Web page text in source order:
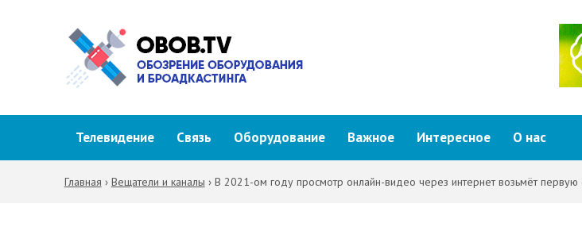
Телевидение Связь Оборудование Важное Интересное О нас
Главная › Вещатели и каналы › В 2021-ом году просмотр онлайн-видео через интернет возьмёт первую